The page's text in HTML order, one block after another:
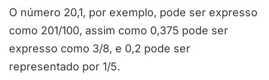
O número 20,1, por exemplo, pode ser expresso
como 201/100, assim como 0,375 pode ser
expresso como 3/8, e 0,2 pode ser
representado por 1/5.